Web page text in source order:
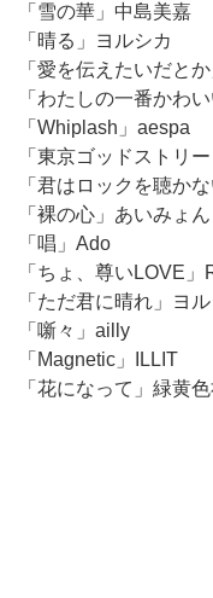
「雪の華」中島美嘉
「晴る」ヨルシカ
「愛を伝えたいだと
「わたしの一番かわ
「Whiplash」aespa
「東京ゴッドストリ
「君はロックを聴か
「裸の心」あいみょん
「唱」Ado
「ちょ、尊いLOVE」
「ただ君に晴れ」ヨ
「噺々」ailly
「Magnetic」ILLIT
「花になって」緑黄